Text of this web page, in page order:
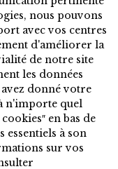
l'objet de
par voie
vous inscrire
au
prévu par
la
Internet
courrier
nous pouvons
avec vos centres
d'améliorer la
de notre site
les données
donné votre
n'importe quel
en bas de
essentiels à son
sur vos